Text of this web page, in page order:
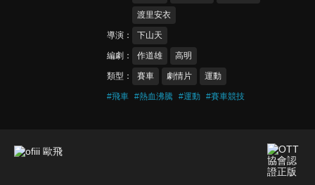
渡里安衣
導演 下山天
編劇 作道雄 高明
類型 賽車 劇情片 運動
#飛車 #熱血沸騰 #運動 #賽車競技